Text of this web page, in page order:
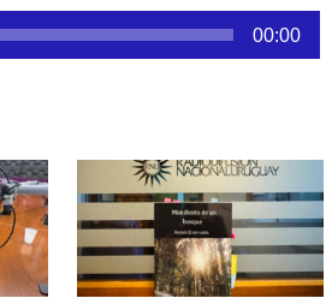
00:00